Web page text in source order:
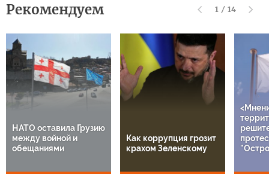
Рекомендуем 1 / 14
НАТО оставила Грузию
между войной и
обещаниями
Как коррупция грозит
крахом Зеленскому